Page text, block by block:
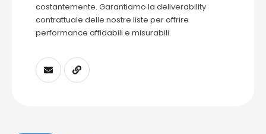
costantemente. Garantiamo la deliverability
contrattuale delle nostre liste per offrire
performance affidabili e misurabili.